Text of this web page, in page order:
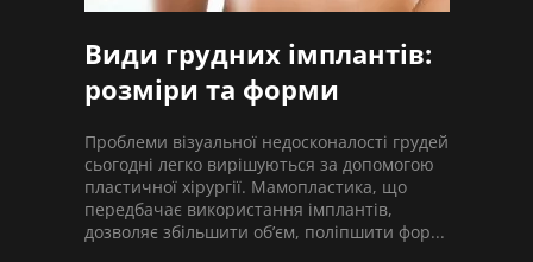
Види грудних імплантів:
розміри та форми
Проблеми візуальної недосконалості грудей
сьогодні легко вирішуються за допомогою
пластичної хірургії. Мамопластика, що
передбачає використання імплантів,
дозволяє збільшити об’єм, поліпшити фор...